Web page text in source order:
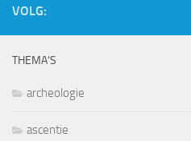
VOLG:
THEMA’S
archeologie
ascentie